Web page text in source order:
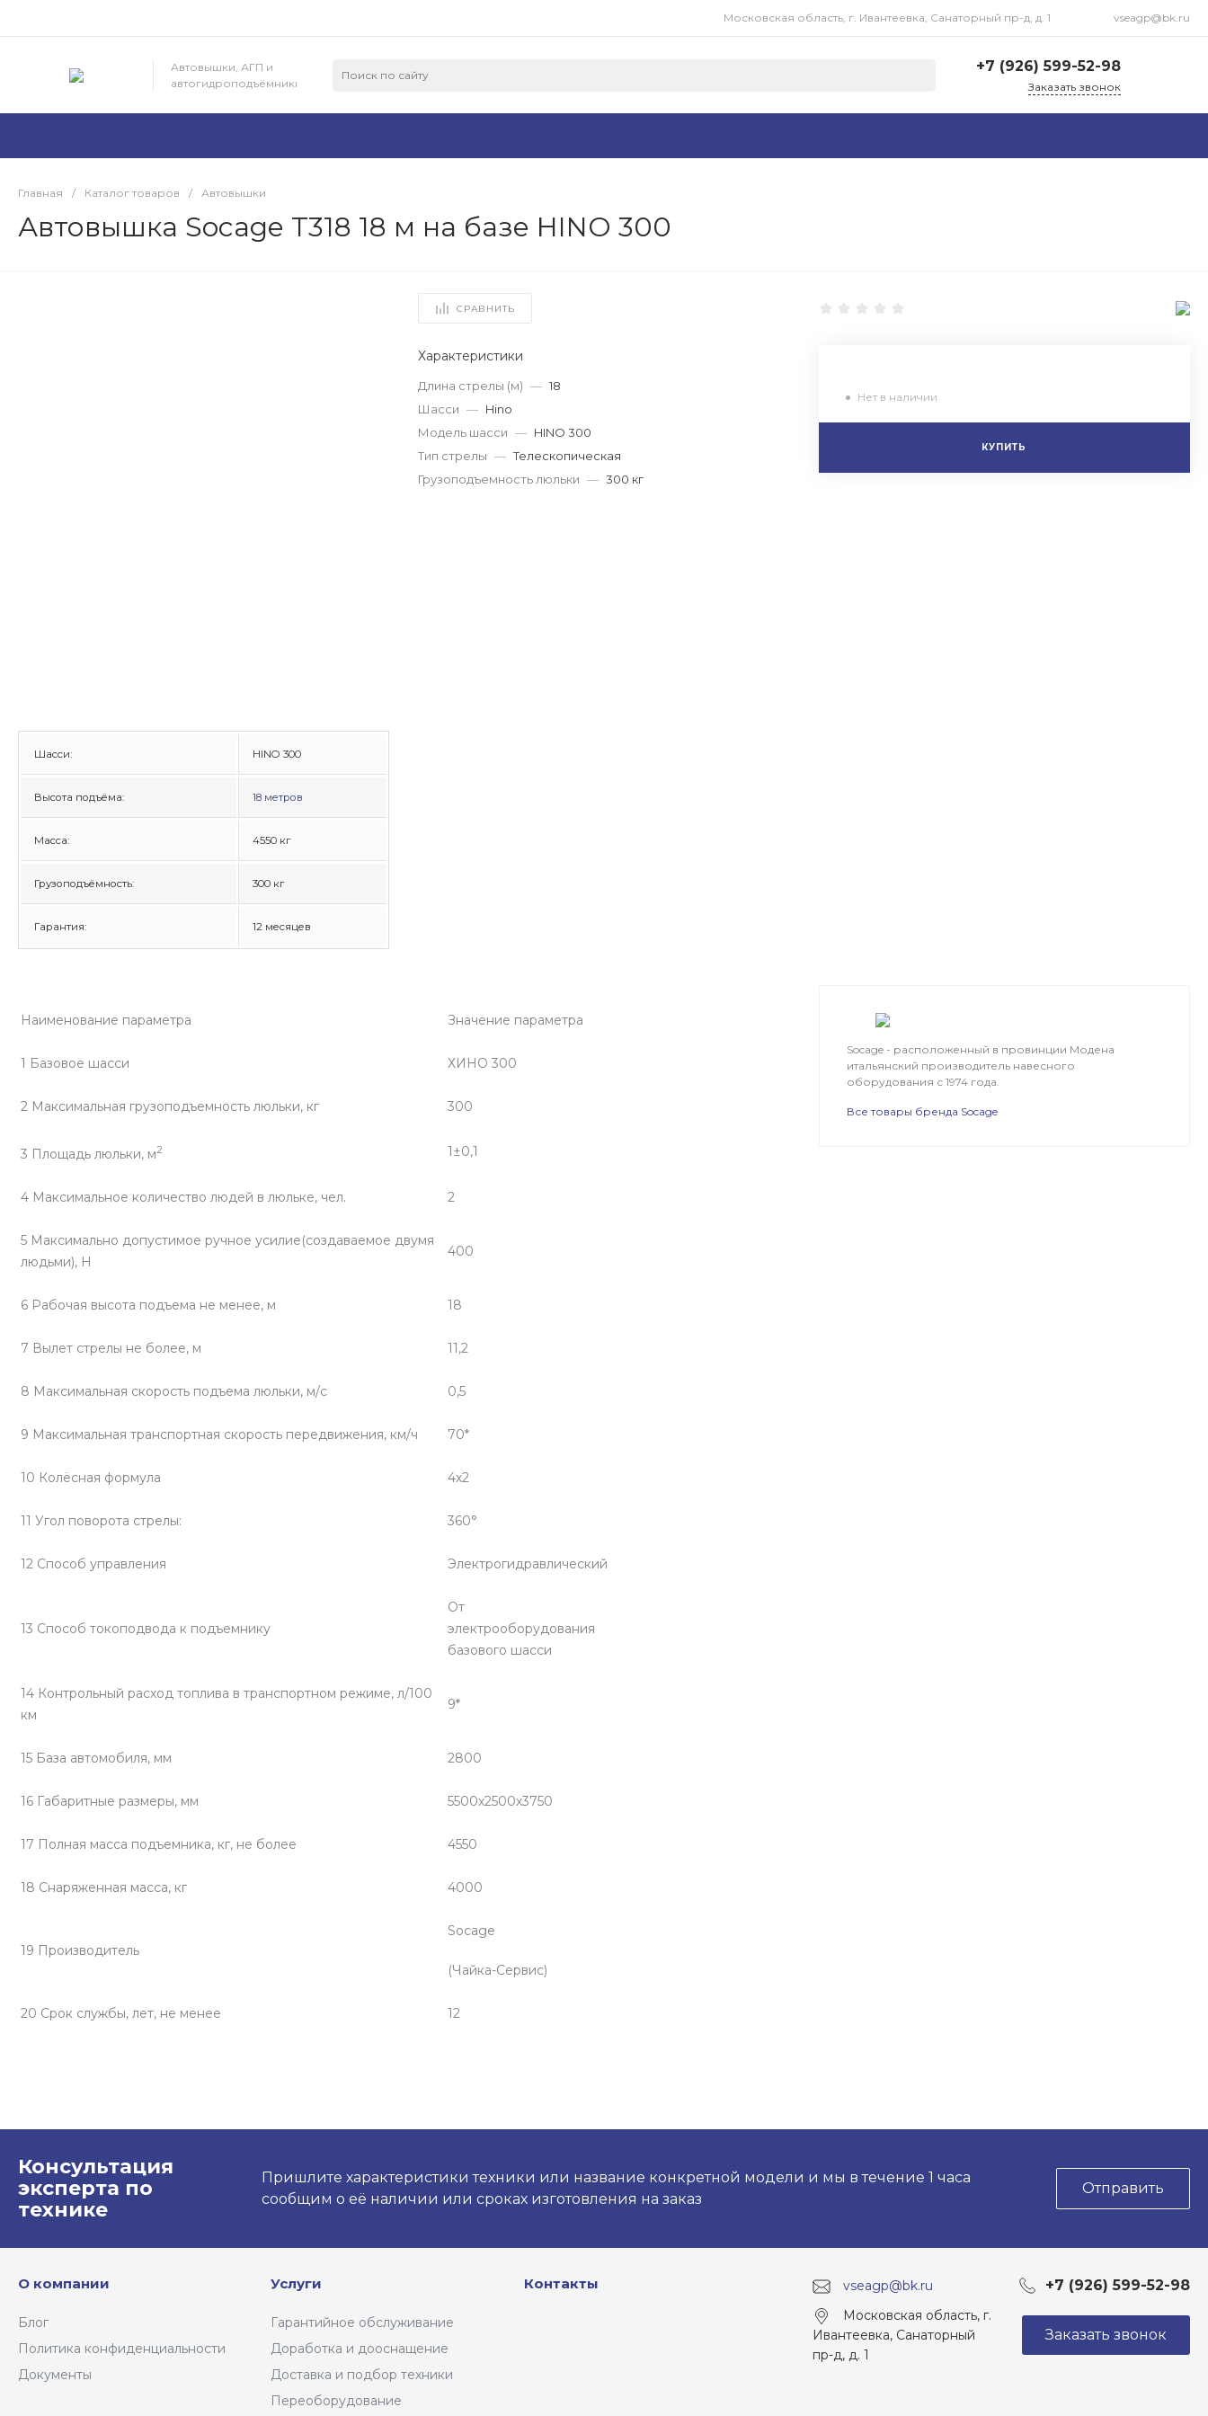
Московская область, г. Ивантеевка, Санаторный пр-д, д. 1 vseagp@bk.ru
Автовышки, АГП и
автогидроподъёмники
+7 (926) 599-52-98
Ивантеевка, Санаторный
Заказать звонок
Главная / Каталог товаров / Автовышки
Автовышка Socage T318 18 м на базе HINO 300
СРАВНИТЬ
Шасси: HINO 300
Высота подъёма: 18 метров
Масса: 4550 кг
Грузоподъёмность: 300 кг
Гарантия: 12 месяцев
Характеристики
Длина стрелы (м) — 18
Шасси — Hino
Модель шасси — HINO 300
Тип стрелы — Телескопическая
Грузоподъемность люльки — 300 кг
Нет в наличии
КУПИТЬ
Наименование параметра Значение параметра
1 Базовое шасси ХИНО 300
2 Максимальная грузоподъемность люльки, кг 300
3 Площадь люльки, м2 1±0,1
4 Максимальное количество людей в люльке, чел. 2
5 Максимально допустимое ручное усилие(создаваемое двумя
людьми), Н
400
6 Рабочая высота подъема не менее, м 18
7 Вылет стрелы не более, м 11,2
8 Максимальная скорость подъема люльки, м/с 0,5
9 Максимальная транспортная скорость передвижения, км/ч 70*
10 Колёсная формула 4х2
11 Угол поворота стрелы: 360°
12 Способ управления Электрогидравлический
13 Способ токоподвода к подъемнику
От
электрооборудования
базового шасси
14 Контрольный расход топлива в транспортном режиме, л/100
км
9*
15 База автомобиля, мм 2800
16 Габаритные размеры, мм 5500х2500х3750
17 Полная масса подъемника, кг, не более 4550
18 Снаряженная масса, кг 4000
19 Производитель
Socage
(Чайка-Сервис)
20 Срок службы, лет, не менее 12
Socage - расположенный в провинции Модена
итальянский производитель навесного
оборудования с 1974 года.
Все товары бренда Socage
Консультация
эксперта по
технике
Пришлите характеристики техники или название конкретной модели и мы в течение 1 часа
сообщим о её наличии или сроках изготовления на заказ
Отправить
О компании
Блог
Политика конфиденциальности
Документы
Услуги
Гарантийное обслуживание
Доработка и дооснащение
Доставка и подбор техники
Переоборудование
Контакты vseagp@bk.ru +7 (926) 599-52-98
Московская область, г.
Ивантеевка, Санаторный
пр-д, д. 1
Заказать звонок